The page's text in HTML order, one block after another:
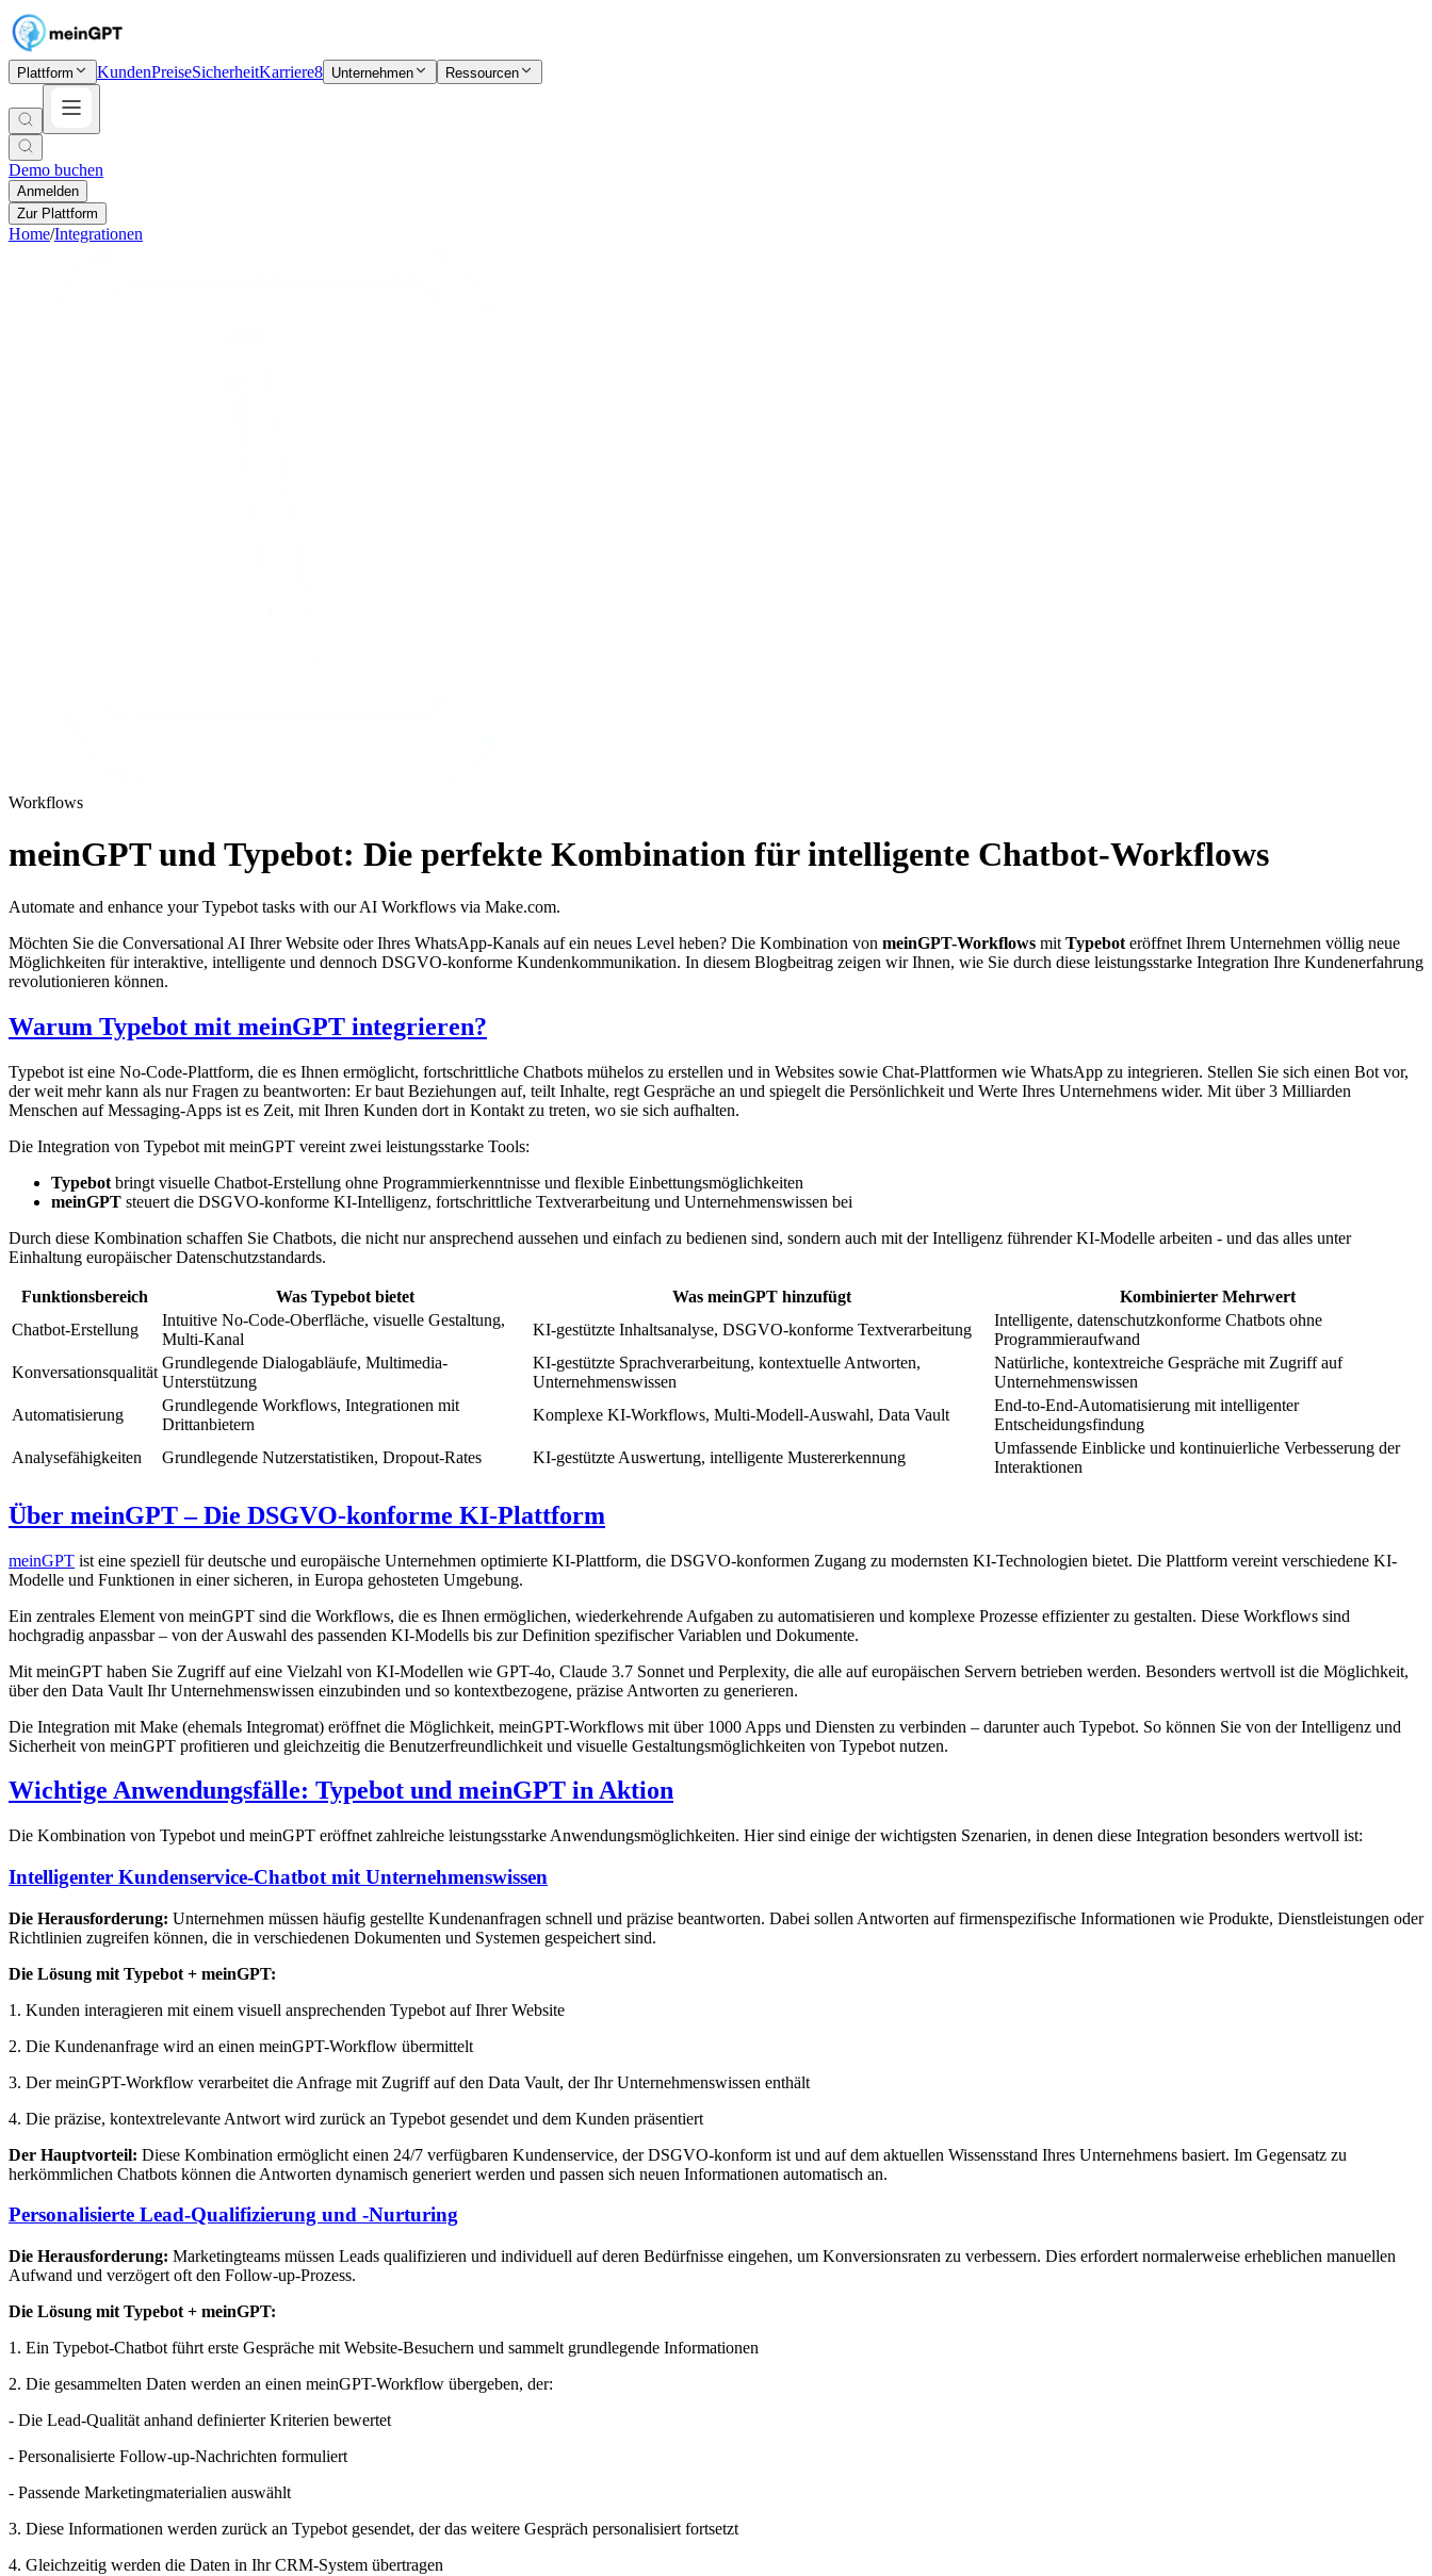
Plattform KundenPreiseSicherheitKarriere8 Unternehmen Ressourcen
Demo buchen
Anmelden
Zur Plattform
Home/Integrationen
Workflows
meinGPT und Typebot: Die perfekte Kombination für intelligente Chatbot-Workflows
Automate and enhance your Typebot tasks with our AI Workflows via Make.com.
Möchten Sie die Conversational AI Ihrer Website oder Ihres WhatsApp-Kanals auf ein neues Level heben? Die Kombination von meinGPT-Workflows mit Typebot eröffnet Ihrem Unternehmen völlig neue
Möglichkeiten für interaktive, intelligente und dennoch DSGVO-konforme Kundenkommunikation. In diesem Blogbeitrag zeigen wir Ihnen, wie Sie durch diese leistungsstarke Integration Ihre Kundenerfahrung
revolutionieren können.
Warum Typebot mit meinGPT integrieren?
Typebot ist eine No-Code-Plattform, die es Ihnen ermöglicht, fortschrittliche Chatbots mühelos zu erstellen und in Websites sowie Chat-Plattformen wie WhatsApp zu integrieren. Stellen Sie sich einen Bot vor,
der weit mehr kann als nur Fragen zu beantworten: Er baut Beziehungen auf, teilt Inhalte, regt Gespräche an und spiegelt die Persönlichkeit und Werte Ihres Unternehmens wider. Mit über 3 Milliarden
Menschen auf Messaging-Apps ist es Zeit, mit Ihren Kunden dort in Kontakt zu treten, wo sie sich aufhalten.
Die Integration von Typebot mit meinGPT vereint zwei leistungsstarke Tools:
Typebot bringt visuelle Chatbot-Erstellung ohne Programmierkenntnisse und flexible Einbettungsmöglichkeiten
meinGPT steuert die DSGVO-konforme KI-Intelligenz, fortschrittliche Textverarbeitung und Unternehmenswissen bei
Durch diese Kombination schaffen Sie Chatbots, die nicht nur ansprechend aussehen und einfach zu bedienen sind, sondern auch mit der Intelligenz führender KI-Modelle arbeiten - und das alles unter
Einhaltung europäischer Datenschutzstandards.
Funktionsbereich Was Typebot bietet Was meinGPT hinzufügt
Kombinierter Mehrwert
Chatbot-Erstellung
Intuitive No-Code-Oberfläche, visuelle Gestaltung,
Multi-Kanal
KI-gestützte Inhaltsanalyse, DSGVO-konforme Textverarbeitung
Intelligente, datenschutzkonforme Chatbots ohne
Programmieraufwand
Konversationsqualität
Grundlegende Dialogabläufe, Multimedia-
Unterstützung
KI-gestützte Sprachverarbeitung, kontextuelle Antworten,
Unternehmenswissen
Natürliche, kontextreiche Gespräche mit Zugriff auf
Unternehmenswissen
Automatisierung
Grundlegende Workflows, Integrationen mit
Drittanbietern
Komplexe KI-Workflows, Multi-Modell-Auswahl, Data Vault
End-to-End-Automatisierung mit intelligenter
Entscheidungsfindung
Analysefähigkeiten
Grundlegende Nutzerstatistiken, Dropout-Rates KI-gestützte Auswertung, intelligente Mustererkennung
Umfassende Einblicke und kontinuierliche Verbesserung der
Interaktionen
Über meinGPT – Die DSGVO-konforme KI-Plattform
meinGPT ist eine speziell für deutsche und europäische Unternehmen optimierte KI-Plattform, die DSGVO-konformen Zugang zu modernsten KI-Technologien bietet. Die Plattform vereint verschiedene KI-
Modelle und Funktionen in einer sicheren, in Europa gehosteten Umgebung.
Ein zentrales Element von meinGPT sind die Workflows, die es Ihnen ermöglichen, wiederkehrende Aufgaben zu automatisieren und komplexe Prozesse effizienter zu gestalten. Diese Workflows sind
hochgradig anpassbar – von der Auswahl des passenden KI-Modells bis zur Definition spezifischer Variablen und Dokumente.
Mit meinGPT haben Sie Zugriff auf eine Vielzahl von KI-Modellen wie GPT-4o, Claude 3.7 Sonnet und Perplexity, die alle auf europäischen Servern betrieben werden. Besonders wertvoll ist die Möglichkeit,
über den Data Vault Ihr Unternehmenswissen einzubinden und so kontextbezogene, präzise Antworten zu generieren.
Die Integration mit Make (ehemals Integromat) eröffnet die Möglichkeit, meinGPT-Workflows mit über 1000 Apps und Diensten zu verbinden – darunter auch Typebot. So können Sie von der Intelligenz und
Sicherheit von meinGPT profitieren und gleichzeitig die Benutzerfreundlichkeit und visuelle Gestaltungsmöglichkeiten von Typebot nutzen.
Wichtige Anwendungsfälle: Typebot und meinGPT in Aktion
Die Kombination von Typebot und meinGPT eröffnet zahlreiche leistungsstarke Anwendungsmöglichkeiten. Hier sind einige der wichtigsten Szenarien, in denen diese Integration besonders wertvoll ist:
Intelligenter Kundenservice-Chatbot mit Unternehmenswissen
Die Herausforderung: Unternehmen müssen häufig gestellte Kundenanfragen schnell und präzise beantworten. Dabei sollen Antworten auf firmenspezifische Informationen wie Produkte, Dienstleistungen oder
Richtlinien zugreifen können, die in verschiedenen Dokumenten und Systemen gespeichert sind.
Die Lösung mit Typebot + meinGPT:
1. Kunden interagieren mit einem visuell ansprechenden Typebot auf Ihrer Website
2. Die Kundenanfrage wird an einen meinGPT-Workflow übermittelt
3. Der meinGPT-Workflow verarbeitet die Anfrage mit Zugriff auf den Data Vault, der Ihr Unternehmenswissen enthält
4. Die präzise, kontextrelevante Antwort wird zurück an Typebot gesendet und dem Kunden präsentiert
Der Hauptvorteil: Diese Kombination ermöglicht einen 24/7 verfügbaren Kundenservice, der DSGVO-konform ist und auf dem aktuellen Wissensstand Ihres Unternehmens basiert. Im Gegensatz zu
herkömmlichen Chatbots können die Antworten dynamisch generiert werden und passen sich neuen Informationen automatisch an.
Personalisierte Lead-Qualifizierung und -Nurturing
Die Herausforderung: Marketingteams müssen Leads qualifizieren und individuell auf deren Bedürfnisse eingehen, um Konversionsraten zu verbessern. Dies erfordert normalerweise erheblichen manuellen
Aufwand und verzögert oft den Follow-up-Prozess.
Die Lösung mit Typebot + meinGPT:
1. Ein Typebot-Chatbot führt erste Gespräche mit Website-Besuchern und sammelt grundlegende Informationen
2. Die gesammelten Daten werden an einen meinGPT-Workflow übergeben, der:
- Die Lead-Qualität anhand definierter Kriterien bewertet
- Personalisierte Follow-up-Nachrichten formuliert
- Passende Marketingmaterialien auswählt
3. Diese Informationen werden zurück an Typebot gesendet, der das weitere Gespräch personalisiert fortsetzt
4. Gleichzeitig werden die Daten in Ihr CRM-System übertragen